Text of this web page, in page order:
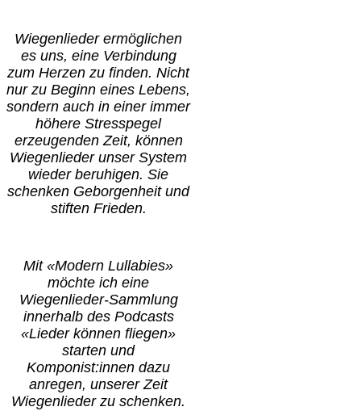
Wiegenlieder ermöglichen
es uns, eine Verbindung
zum Herzen zu finden. Nicht
nur zu Beginn eines Lebens,
sondern auch in einer immer
höhere Stresspegel
erzeugenden Zeit, können
Wiegenlieder unser System
wieder beruhigen. Sie
schenken Geborgenheit und
stiften Frieden.
Mit «Modern Lullabies»
möchte ich eine
Wiegenlieder-Sammlung
innerhalb des Podcasts
«Lieder können fliegen»
starten und
Komponist:innen dazu
anregen, unserer Zeit
Wiegenlieder zu schenken.